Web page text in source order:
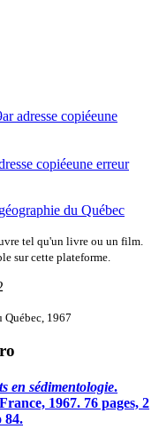
adresse copiéeune
copiéeune erreur
du Québec
tel qu'un livre ou un film.
sur cette plateforme.
Québec, 1967
en sédimentologie.
1967. 76 pages, 2
84.